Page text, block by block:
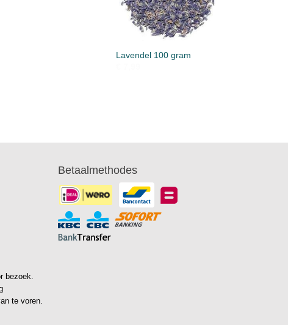
Lavendel 100 gram
bezoek.
te voren.
Betaalmethodes